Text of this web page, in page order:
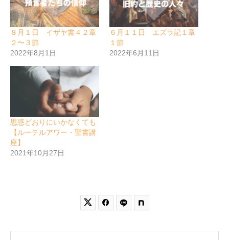
８月１日 イザヤ書４２章
２〜３節
2022年8月1日
６月１１日 エズラ記１章
１節
2022年6月11日
思惑どおりにいかなくても
【ルーテルアワー・聖書講
座】
2021年10月27日
 